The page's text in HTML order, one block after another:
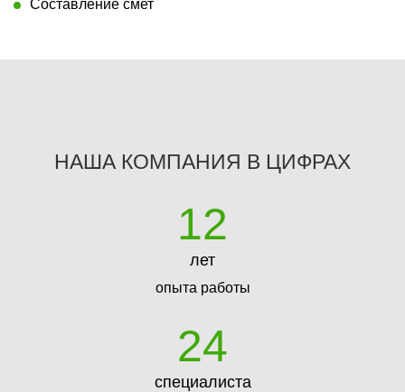
Составление смет
НАША КОМПАНИЯ В ЦИФРАХ
12
лет
опыта работы
24
специалиста